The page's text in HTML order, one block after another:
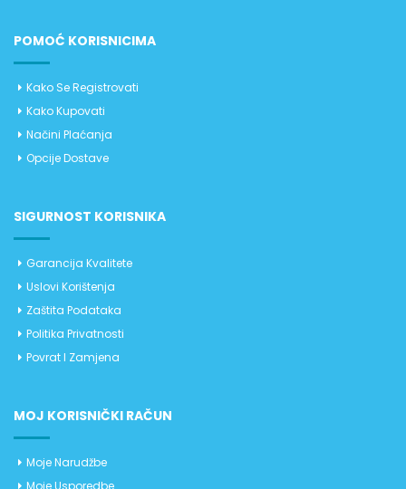
POMOĆ KORISNICIMA
Kako Se Registrovati
Kako Kupovati
Načini Plaćanja
Opcije Dostave
SIGURNOST KORISNIKA
Garancija Kvalitete
Uslovi Korištenja
Zaštita Podataka
Politika Privatnosti
Povrat I Zamjena
MOJ KORISNIČKI RAČUN
Moje Narudžbe